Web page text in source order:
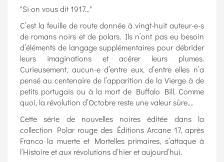
"Si on vous dit 1917..."
C’est la feuille de route donnée à vingt-huit auteur-e-s
de romans noirs et de polars. Ils n’ont pas eu besoin
d’éléments de langage supplémentaires pour débrider
leurs imaginations et acérer leurs plumes.
Curieusement, aucun-e d’entre eux, d’entre elles n’a
pensé au centenaire de l’apparition de la Vierge à de
petits portugais ou à la mort de Buffalo Bill. Comme
quoi, la révolution d’Octobre reste une valeur sûre....
Cette série de nouvelles noires éditée dans la
collection Polar rouge des Éditions Arcane 17, après
Franco la muerte et Mortelles primaires, s’attaque à
l’Histoire et aux révolutions d’hier et aujourd’hui.